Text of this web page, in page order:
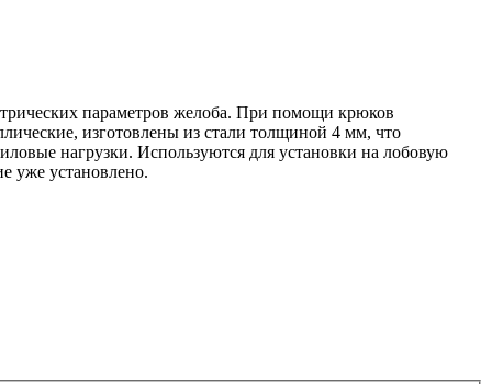
параметров желоба. При помощи крюков
изготовлены из стали толщиной 4 мм, что
нагрузки. Используются для установки на лобовую
уже установлено.